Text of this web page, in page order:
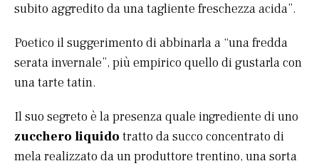
subito aggredito da una tagliente freschezza acida”.
Poetico il suggerimento di abbinarla a “una fredda
serata invernale”, più empirico quello di gustarla con
una tarte tatin.
Il suo segreto è la presenza quale ingrediente di uno
zucchero liquido tratto da succo concentrato di
mela realizzato da un produttore trentino, una sorta